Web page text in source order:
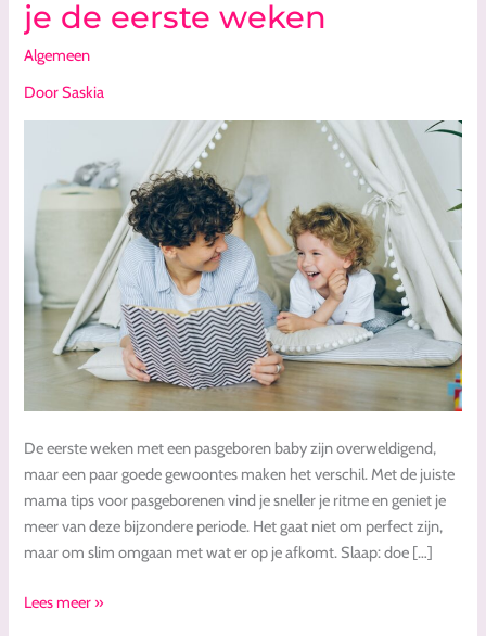
je de eerste weken
Algemeen
DoorSaskia
De eerste weken met een pasgeboren baby zijn overweldigend,
maar een paar goede gewoontes maken het verschil. Met de juiste
mama tips voor pasgeborenen vind je sneller je ritme en geniet je
meer van deze bijzondere periode. Het gaat niet om perfect zijn,
maar om slim omgaan met wat er op je afkomt. Slaap: doe […]
pasgeborenen:
zo
overleef
je
de
Lees meer »